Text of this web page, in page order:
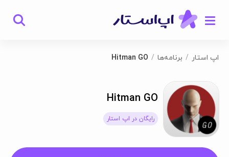
اپ استار برنامه‌ها Hitman GO
Hitman GO
رایگان در اپ استار